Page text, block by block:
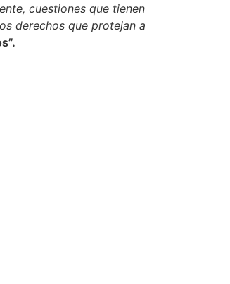
cuestiones que tienen
derechos que protejan a